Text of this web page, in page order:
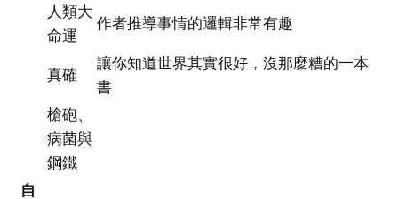
人類大
命運
作者推導事情的邏輯非常有趣
真確
讓你知道世界其實很好，沒那麼糟的一本
書
槍砲、
病菌與
鋼鐵
自